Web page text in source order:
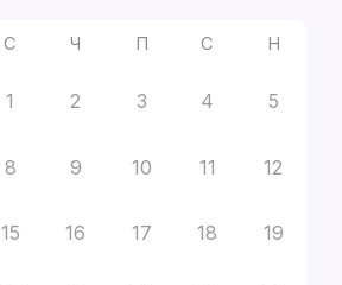
С Ч П С Н
1 2 3 4 5
8 9 10 11 12
15 16 17 18 19